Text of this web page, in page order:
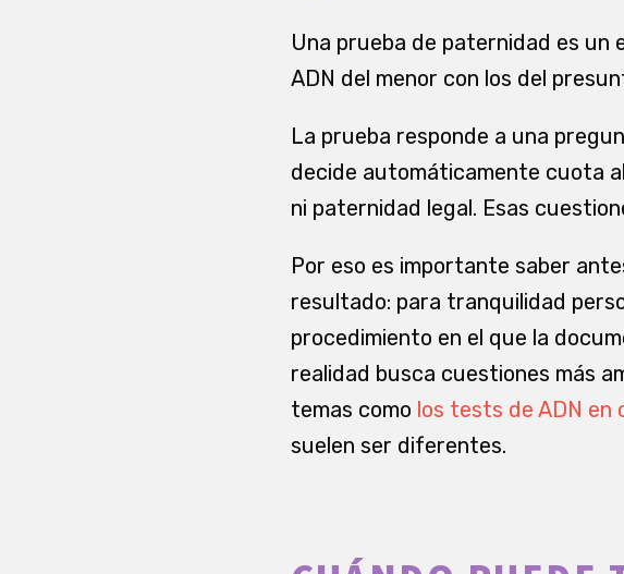
Una prueba de paternidad es un
ADN del menor con los del
La prueba responde a una
decide automáticamente cuota
ni paternidad legal. Esas
Por eso es importante saber
resultado: para tranquilidad
procedimiento en el que la
realidad busca cuestiones más
temas como los tests de ADN en
suelen ser diferentes.